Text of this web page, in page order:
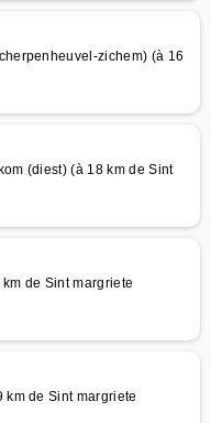
zichem) (à 16
(diest) (à 18 km de Sint
de Sint margriete
km de Sint margriete